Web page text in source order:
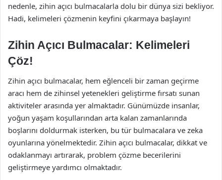
nedenle, zihin açıcı bulmacalarla dolu bir dünya sizi bekliyor.
Hadi, kelimeleri çözmenin keyfini çıkarmaya başlayın!
Zihin Açıcı Bulmacalar: Kelimeleri
Çöz!
Zihin açıcı bulmacalar, hem eğlenceli bir zaman geçirme
aracı hem de zihinsel yetenekleri geliştirme fırsatı sunan
aktiviteler arasında yer almaktadır. Günümüzde insanlar,
yoğun yaşam koşullarından arta kalan zamanlarında
boşlarını doldurmak isterken, bu tür bulmacalara ve zeka
oyunlarına yönelmektedir. Zihin açıcı bulmacalar, dikkat ve
odaklanmayı artırarak, problem çözme becerilerini
geliştirmeye yardımcı olmaktadır.